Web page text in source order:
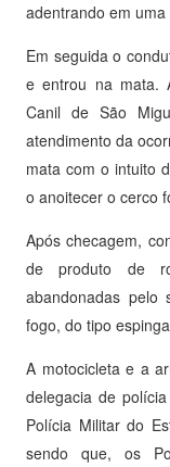
adentrando em
Em seguida o
e entrou na mata.
Canil de São
atendimento da
mata com o intuito
o anoitecer o cerco
Após checagem,
de produto de
abandonadas pelo
fogo, do tipo
A motocicleta e a
delegacia de
Polícia Militar do
sendo que, os